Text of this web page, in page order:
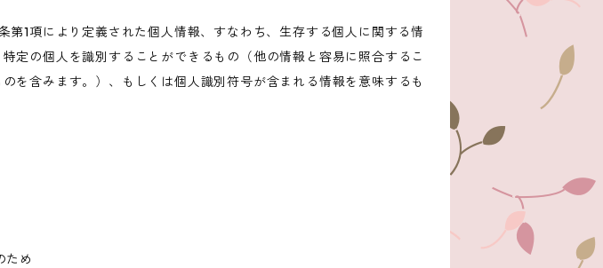
1項により定義された個人情報、すなわち、生存する個人に関する情
定の個人を識別することができるもの（他の情報と容易に照合するこ
を含みます。）、もしくは個人識別符号が含まれる情報を意味するも
ため